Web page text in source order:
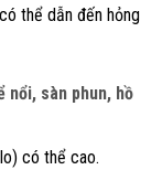
thể dẫn đến hỏng
nổi, sàn phun, hồ
có thể cao.